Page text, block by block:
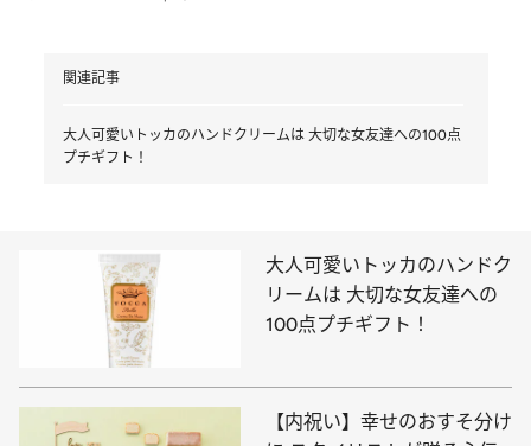
関連記事
大人可愛いトッカのハンドクリームは 大切な女友達への100点
プチギフト！
大人可愛いトッカのハンドク
リームは 大切な女友達への
100点プチギフト！
【内祝い】幸せのおすそ分け